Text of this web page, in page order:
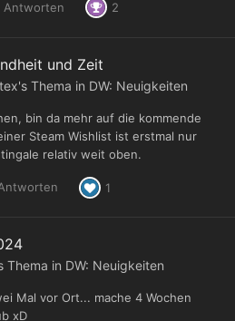
Antworten 2
und Zeit
's Thema in DW: Neuigkeiten
bin da mehr auf die kommende
Steam Wishlist ist erstmal nur
relativ weit oben.
1
Thema in DW: Neuigkeiten
Mal vor Ort... mache 4 Wochen
xD